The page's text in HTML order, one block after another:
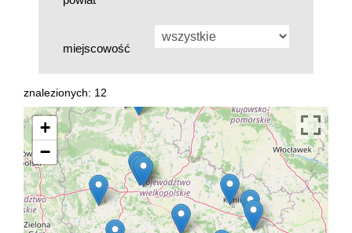
miejscowość
znalezionych: 12
+
−